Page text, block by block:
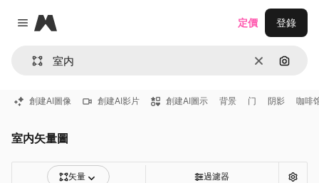
Close menu
Magnific
清除 通過圖
定價 登錄
創建AI圖像 創建AI影片 創建AI圖示 背景 门 阴影 咖啡
室内矢量圖
矢量 過濾器